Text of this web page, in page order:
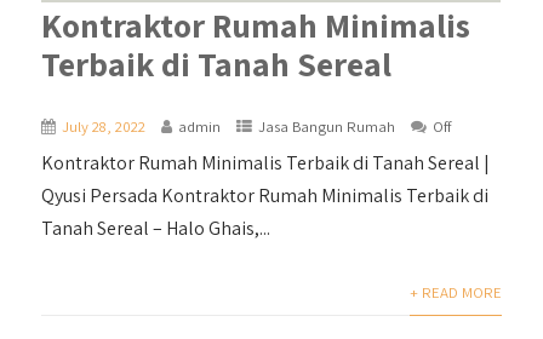
Kontraktor Rumah Minimalis
Terbaik di Tanah Sereal
July 28, 2022 admin Jasa Bangun Rumah Off
Kontraktor Rumah Minimalis Terbaik di Tanah Sereal |
Qyusi Persada Kontraktor Rumah Minimalis Terbaik di
Tanah Sereal – Halo Ghais,...
+ READ MORE